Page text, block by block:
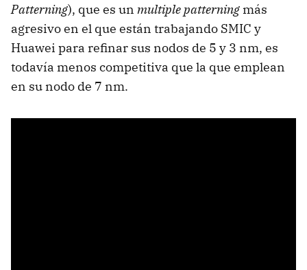
Patterning), que es un multiple patterning más
agresivo en el que están trabajando SMIC y
Huawei para refinar sus nodos de 5 y 3 nm, es
todavía menos competitiva que la que emplean
en su nodo de 7 nm.